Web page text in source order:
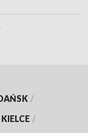
/
KIELCE /